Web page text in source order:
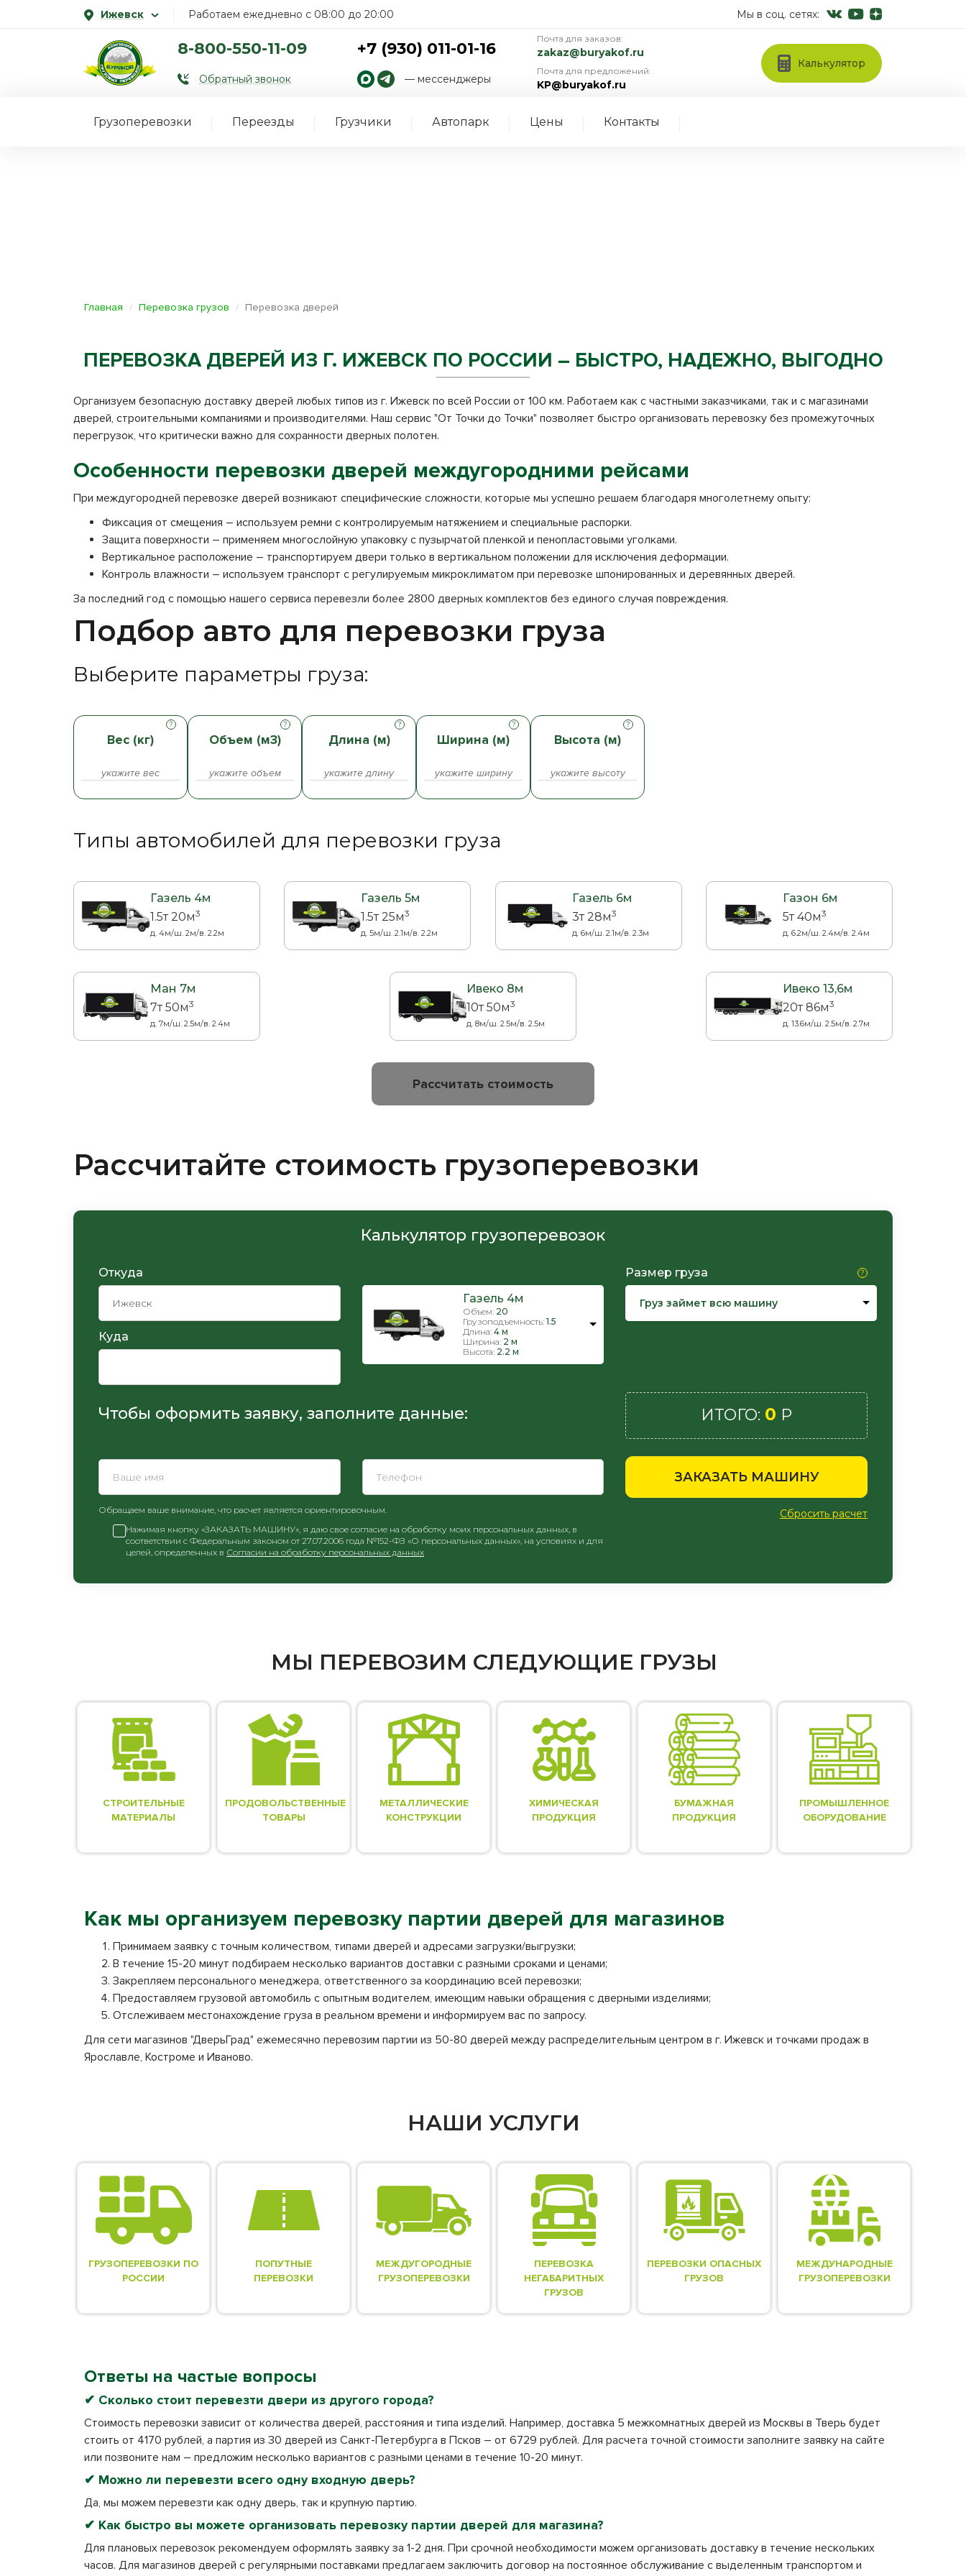
Ижевск Работаем ежедневно с 08:00 до 20:00 Мы в соц. сетях:
8-800-550-11-09
Обратный звонок
+7 (930) 011-01-16
— мессенджеры
Почта для заказов:
zakaz@buryakof.ru
Почта для предложений:
KP@buryakof.ru
Калькулятор
Грузоперевозки Переезды Грузчики Автопарк Цены Контакты
Главная Перевозка грузов Перевозка дверей
ПЕРЕВОЗКА ДВЕРЕЙ ИЗ Г. ИЖЕВСК ПО РОССИИ – БЫСТРО, НАДЕЖНО, ВЫГОДНО
Организуем безопасную доставку дверей любых типов из г. Ижевск по всей России от 100 км. Работаем как с частными заказчиками, так и с магазинами
дверей, строительными компаниями и производителями. Наш сервис "От Точки до Точки" позволяет быстро организовать перевозку без промежуточных
перегрузок, что критически важно для сохранности дверных полотен.
Особенности перевозки дверей междугородними рейсами
При междугородней перевозке дверей возникают специфические сложности, которые мы успешно решаем благодаря многолетнему опыту:
Фиксация от смещения – используем ремни с контролируемым натяжением и специальные распорки.
Защита поверхности – применяем многослойную упаковку с пузырчатой пленкой и пенопластовыми уголками.
Вертикальное расположение – транспортируем двери только в вертикальном положении для исключения деформации.
Контроль влажности – используем транспорт с регулируемым микроклиматом при перевозке шпонированных и деревянных дверей.
За последний год с помощью нашего сервиса перевезли более 2800 дверных комплектов без единого случая повреждения.
Подбор авто для перевозки груза
Выберите параметры груза:
Вес (кг) Объем (м3) Длина (м) Ширина (м) Высота (м)
Типы автомобилей для перевозки груза
Газель 4м
1.5т 20м3
д. 4м/ш. 2м/в. 2.2м
Газель 5м
1.5т 25м3
д. 5м/ш. 2.1м/в. 2.2м
Газель 6м
3т 28м3
д. 6м/ш. 2.1м/в. 2.3м
Газон 6м
5т 40м3
д. 6.2м/ш. 2.4м/в. 2.4м
Ман 7м
7т 50м3
д. 7м/ш. 2.5м/в. 2.4м
Ивеко 8м
10т 50м3
д. 8м/ш. 2.5м/в. 2.5м
Ивеко 13,6м
20т 86м3
д. 13.6м/ш. 2.5м/в. 2.7м
Рассчитать стоимость
Рассчитайте стоимость грузоперевозки
Калькулятор грузоперевозок
Откуда
Куда
Газель 4м
Объем: 20
Грузоподъемность: 1.5
Длина: 4 м
Ширина: 2 м
Высота: 2.2 м
Размер груза
Груз займет всю машину
Чтобы оформить заявку, заполните данные: ИТОГО: 0 Р
ЗАКАЗАТЬ МАШИНУ
Обращаем ваше внимание, что расчет является ориентировочным.
Нажимая кнопку «ЗАКАЗАТЬ МАШИНУ», я даю свое согласие на обработку моих персональных данных, в
соответствии с Федеральным законом от 27.07.2006 года №152-ФЗ «О персональных данных», на условиях и для
целей, определенных в Согласии на обработку персональных данных
Сбросить расчет
МЫ ПЕРЕВОЗИМ СЛЕДУЮЩИЕ ГРУЗЫ
СТРОИТЕЛЬНЫЕ
МАТЕРИАЛЫ
ПРОДОВОЛЬСТВЕННЫЕ
ТОВАРЫ
МЕТАЛЛИЧЕСКИЕ
КОНСТРУКЦИИ
ХИМИЧЕСКАЯ
ПРОДУКЦИЯ
БУМАЖНАЯ
ПРОДУКЦИЯ
ПРОМЫШЛЕННОЕ
ОБОРУДОВАНИЕ
Как мы организуем перевозку партии дверей для магазинов
Принимаем заявку с точным количеством, типами дверей и адресами загрузки/выгрузки;
В течение 15-20 минут подбираем несколько вариантов доставки с разными сроками и ценами;
Закрепляем персонального менеджера, ответственного за координацию всей перевозки;
Предоставляем грузовой автомобиль с опытным водителем, имеющим навыки обращения с дверными изделиями;
Отслеживаем местонахождение груза в реальном времени и информируем вас по запросу.
Для сети магазинов "ДверьГрад" ежемесячно перевозим партии из 50-80 дверей между распределительным центром в г. Ижевск и точками продаж в
Ярославле, Костроме и Иваново.
НАШИ УСЛУГИ
ГРУЗОПЕРЕВОЗКИ ПО
РОССИИ
ПОПУТНЫЕ
ПЕРЕВОЗКИ
МЕЖДУГОРОДНЫЕ
ГРУЗОПЕРЕВОЗКИ
ПЕРЕВОЗКА
НЕГАБАРИТНЫХ
ГРУЗОВ
ПЕРЕВОЗКИ ОПАСНЫХ
ГРУЗОВ
МЕЖДУНАРОДНЫЕ
ГРУЗОПЕРЕВОЗКИ
Ответы на частые вопросы
✔ Сколько стоит перевезти двери из другого города?
Стоимость перевозки зависит от количества дверей, расстояния и типа изделий. Например, доставка 5 межкомнатных дверей из Москвы в Тверь будет
стоить от 4170 рублей, а партия из 30 дверей из Санкт-Петербурга в Псков – от 6729 рублей. Для расчета точной стоимости заполните заявку на сайте
или позвоните нам – предложим несколько вариантов с разными ценами в течение 10-20 минут.
✔ Можно ли перевезти всего одну входную дверь?
Да, мы можем перевезти как одну дверь, так и крупную партию.
✔ Как быстро вы можете организовать перевозку партии дверей для магазина?
Для плановых перевозок рекомендуем оформлять заявку за 1-2 дня. При срочной необходимости можем организовать доставку в течение нескольких
часов. Для магазинов дверей с регулярными поставками предлагаем заключить договор на постоянное обслуживание с выделенным транспортом и